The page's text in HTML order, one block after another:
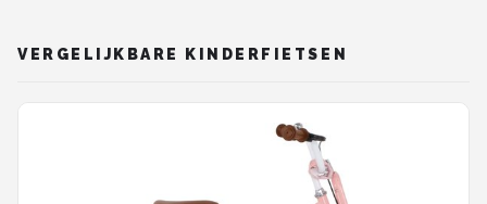
VERGELIJKBARE KINDERFIETSEN